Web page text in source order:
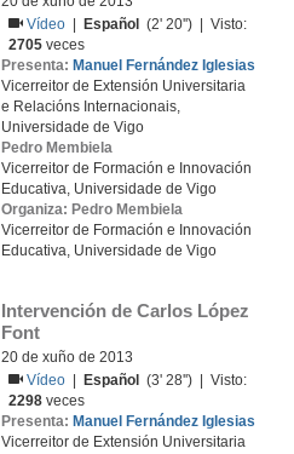
Vídeo
Español
(2' 20'') | Visto:
2705 veces
Presenta: Manuel Fernández Iglesias
Vicerreitor de Extensión Universitaria
e Relacións Internacionais,
Universidade de Vigo
Pedro Membiela
Vicerreitor de Formación e Innovación
Educativa, Universidade de Vigo
Organiza: Pedro Membiela
Vicerreitor de Formación e Innovación
Educativa, Universidade de Vigo
Intervención de Carlos López
Font
20 de xuño de 2013
Vídeo
Español
(3' 28'') | Visto:
2298 veces
Presenta: Manuel Fernández Iglesias
Vicerreitor de Extensión Universitaria